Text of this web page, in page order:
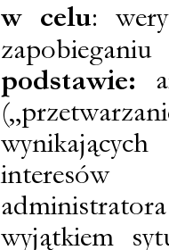
w celu:
podstawie:
interesów
wyjątkiem